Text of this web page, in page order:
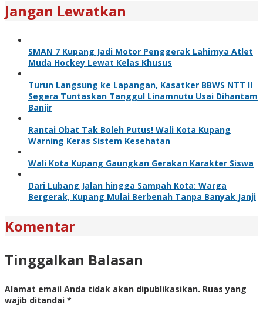
Jangan Lewatkan
SMAN 7 Kupang Jadi Motor Penggerak Lahirnya Atlet
Muda Hockey Lewat Kelas Khusus
Turun Langsung ke Lapangan, Kasatker BBWS NTT II
Segera Tuntaskan Tanggul Linamnutu Usai Dihantam
Banjir
Rantai Obat Tak Boleh Putus! Wali Kota Kupang
Warning Keras Sistem Kesehatan
Wali Kota Kupang Gaungkan Gerakan Karakter Siswa
Dari Lubang Jalan hingga Sampah Kota: Warga
Bergerak, Kupang Mulai Berbenah Tanpa Banyak Janji
Komentar
Tinggalkan Balasan
Alamat email Anda tidak akan dipublikasikan. Ruas yang
wajib ditandai *